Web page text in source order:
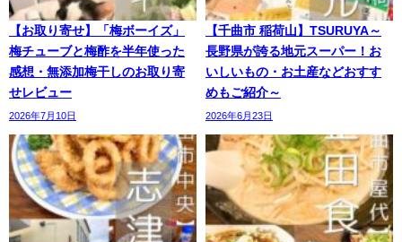
【お取り寄せ】「梅ボーイズ」
梅チューブと梅酢を半年使った
感想・無添加梅干しのお取り寄
せレビュー
2026年7月10日
【千曲市 稲荷山】TSURUYA～
長野県が誇る地元スーパー！お
いしいもの・お土産などおすす
めもご紹介～
2026年6月23日